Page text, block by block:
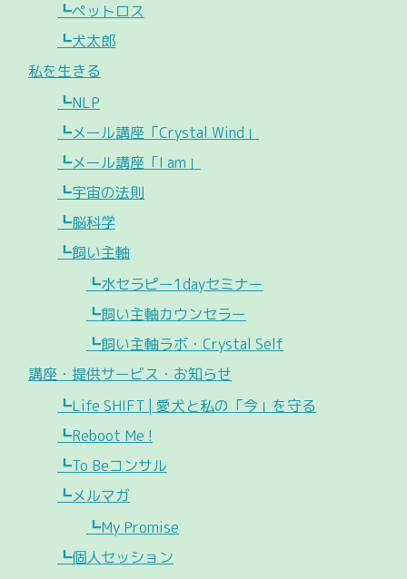
┗ペットロス
┗犬太郎
私を生きる
┗NLP
┗メール講座「Crystal Wind」
┗メール講座「I am」
┗宇宙の法則
┗脳科学
┗飼い主軸
┗水セラピー1dayセミナー
┗飼い主軸カウンセラー
┗飼い主軸ラボ・Crystal Self
講座・提供サービス・お知らせ
┗Life SHIFT | 愛犬と私の「今」を守る
┗Reboot Me !
┗To Beコンサル
┗メルマガ
┗My Promise
┗個人セッション